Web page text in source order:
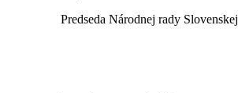
Predseda Národnej rady